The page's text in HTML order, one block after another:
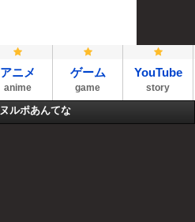
アニメ
anime
ゲーム
game
YouTube
story
ヌルポあんてな